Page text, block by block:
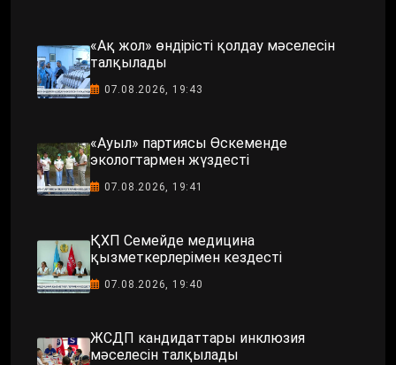
«Ақ жол» өндірісті қолдау мәселесін
талқылады
07.08.2026, 19:43
«Ауыл» партиясы Өскеменде
экологтармен жүздесті
07.08.2026, 19:41
ҚХП Семейде медицина
қызметкерлерімен кездесті
07.08.2026, 19:40
ЖСДП кандидаттары инклюзия
мәселесін талқылады